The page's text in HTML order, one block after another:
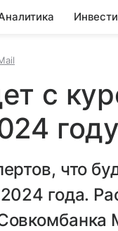
с
году
что
года.